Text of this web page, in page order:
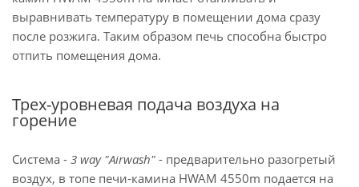
выравнивать температуру в помещении дома сразу
после розжига. Таким образом печь способна быстро
отпить помещения дома.
Трех-уровневая подача воздуха на
горение
Система - 3 way "Airwash" - предварительно разогретый
воздух, в топе печи-камина HWAM 4550m подается на